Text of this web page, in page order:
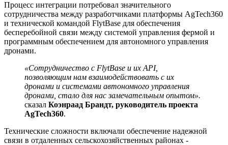
Процесс интеграции потребовал значительного
сотрудничества между разработчиками платформы AgTech360
и технической командой FlytBase для обеспечения
бесперебойной связи между системой управления фермой и
программным обеспечением для автономного управления
дронами.
«Сотрудничество с FlytBase и их API,
позволяющим нам взаимодействовать с их
дронами и системами автономного управления
дронами, стало для нас замечательным опытом».
сказал Коэнраад Брандт, руководитель проекта
AgTech360.
Технические сложности включали обеспечение надежной
связи в отдаленных сельскохозяйственных районах -